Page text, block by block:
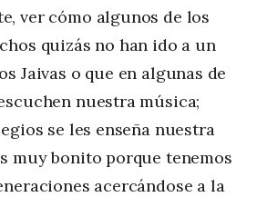
ver cómo algunos de los
quizás no han ido a un
Jaivas o que en algunas de
nuestra música;
se les enseña nuestra
muy bonito porque tenemos
acercándose a la